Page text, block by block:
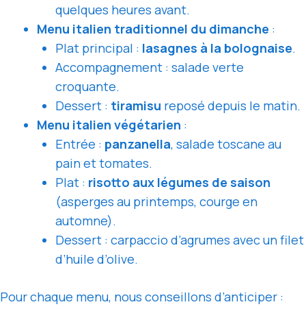
quelques heures avant.
Menu italien traditionnel du dimanche :
Plat principal : lasagnes à la bolognaise.
Accompagnement : salade verte
croquante.
Dessert : tiramisu reposé depuis le matin.
Menu italien végétarien :
Entrée : panzanella, salade toscane au
pain et tomates.
Plat : risotto aux légumes de saison
(asperges au printemps, courge en
automne).
Dessert : carpaccio d’agrumes avec un filet
d’huile d’olive.
Pour chaque menu, nous conseillons d’anticiper :